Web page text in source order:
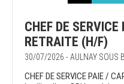
CHEF DE
RETRAITE (H/F)
30/07/2026 - AULNAY SOUS
CHEF DE SERVICE PAIE /